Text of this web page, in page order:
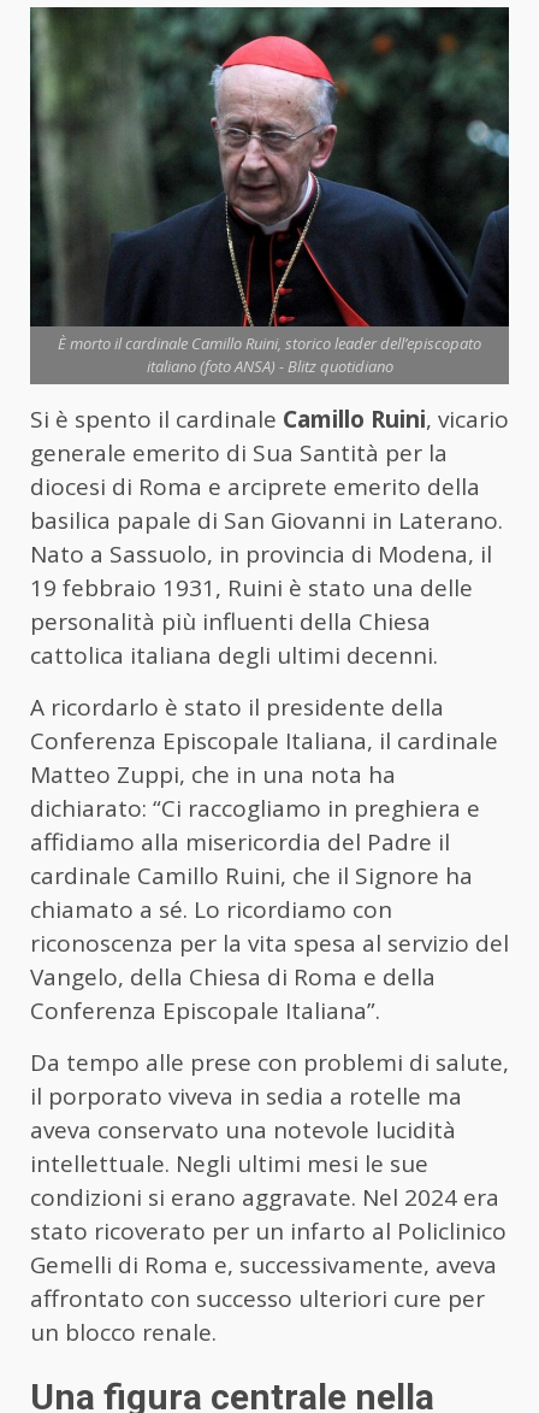
È morto il cardinale Camillo Ruini, storico leader dell’episcopato
italiano (foto ANSA) - Blitz quotidiano
Si è spento il cardinale Camillo Ruini, vicario
generale emerito di Sua Santità per la
diocesi di Roma e arciprete emerito della
basilica papale di San Giovanni in Laterano.
Nato a Sassuolo, in provincia di Modena, il
19 febbraio 1931, Ruini è stato una delle
personalità più influenti della Chiesa
cattolica italiana degli ultimi decenni.
A ricordarlo è stato il presidente della
Conferenza Episcopale Italiana, il cardinale
Matteo Zuppi, che in una nota ha
dichiarato: “Ci raccogliamo in preghiera e
affidiamo alla misericordia del Padre il
cardinale Camillo Ruini, che il Signore ha
chiamato a sé. Lo ricordiamo con
riconoscenza per la vita spesa al servizio del
Vangelo, della Chiesa di Roma e della
Conferenza Episcopale Italiana”.
Da tempo alle prese con problemi di salute,
il porporato viveva in sedia a rotelle ma
aveva conservato una notevole lucidità
intellettuale. Negli ultimi mesi le sue
condizioni si erano aggravate. Nel 2024 era
stato ricoverato per un infarto al Policlinico
Gemelli di Roma e, successivamente, aveva
affrontato con successo ulteriori cure per
un blocco renale.
Una figura centrale nella